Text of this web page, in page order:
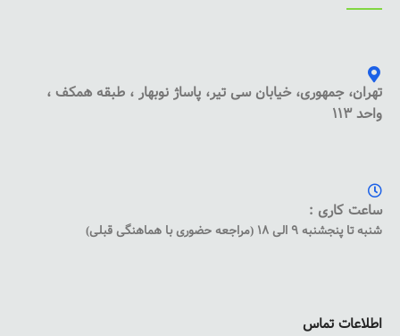
تهران، جمهوری، خیابان سی تیر، پاساژ نوبهار ، طبقه همکف ،
واحد 113
ساعت کاری :
شنبه تا پنجشنبه 9 الی 18 (مراجعه حضوری با هماهنگی قبلی)
اطلاعات تماس